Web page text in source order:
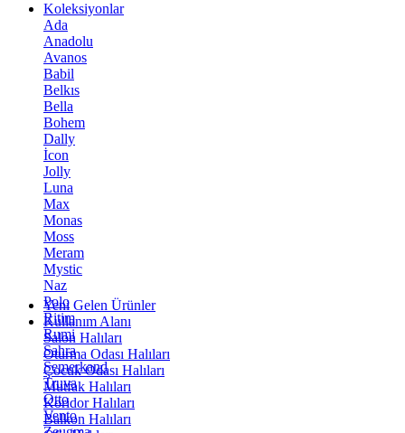
Koleksiyonlar
Ada
Anadolu
Avanos
Babil
Belkıs
Bella
Bohem
Dally
İcon
Jolly
Luna
Max
Monas
Moss
Meram
Mystic
Naz
Polo
Ritim
Rumi
Sahra
Semerkand
Truva
Otto
Vento
Yeni Gelen Ürünler
Kullanım Alanı
Salon Halıları
Oturma Odası Halıları
Çocuk Odası Halıları
Mutfak Halıları
Koridor Halıları
Balkon Halıları